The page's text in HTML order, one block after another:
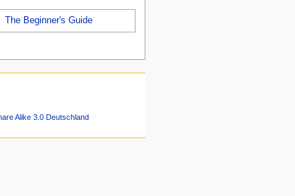
The Beginner's Guide
Alike 3.0 Deutschland